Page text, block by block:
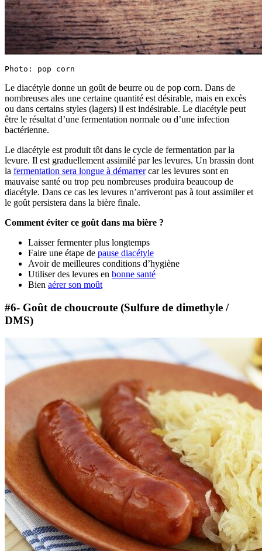
Photo: pop corn
Le diacétyle donne un goût de beurre ou de pop corn. Dans de
nombreuses ales une certaine quantité est désirable, mais en excès
ou dans certains styles (lagers) il est indésirable. Le diacétyle peut
être le résultat d’une fermentation normale ou d’une infection
bactérienne.
Le diacétyle est produit tôt dans le cycle de fermentation par la
levure. Il est graduellement assimilé par les levures. Un brassin dont
la fermentation sera longue à démarrercar les levures sont en
mauvaise santé ou trop peu nombreuses produira beaucoup de
diacétyle. Dans ce cas les levures n’arriveront pas à tout assimiler et
le goût persistera dans la bière finale.
Comment éviter ce goût dans ma bière ?
Laisser fermenter plus longtemps
Faire une étape de pause diacétyle
Avoir de meilleures conditions d’hygiène
Utiliser des levures en bonne santé
Bien aérer son moût
#6- Goût de choucroute (Sulfure de dimethyle /
DMS)